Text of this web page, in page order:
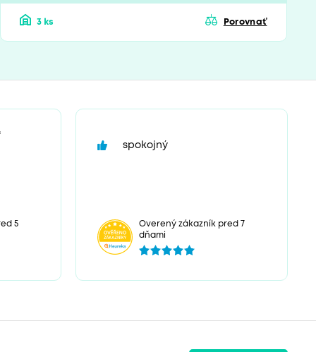
3 ks Porovnať
5
spokojný
Overený zákazník pred 7
dňami